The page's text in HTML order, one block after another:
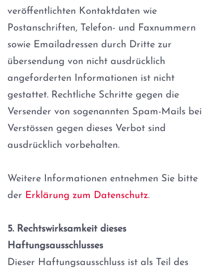
veröffentlichten Kontaktdaten wie
Postanschriften, Telefon- und Faxnummern
sowie Emailadressen durch Dritte zur
übersendung von nicht ausdrücklich
angeforderten Informationen ist nicht
gestattet. Rechtliche Schritte gegen die
Versender von sogenannten Spam-Mails bei
Verstössen gegen dieses Verbot sind
ausdrücklich vorbehalten.
Weitere Informationen entnehmen Sie bitte
der Erklärung zum Datenschutz.
5. Rechtswirksamkeit dieses
Haftungsausschlusses
Dieser Haftungsausschluss ist als Teil des